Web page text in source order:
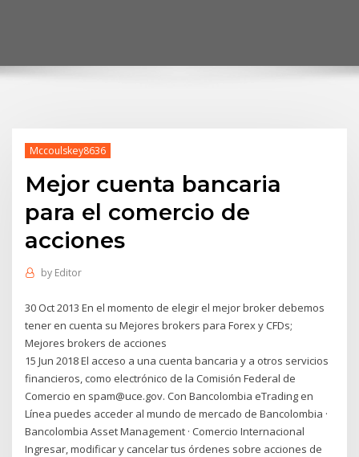
Mccoulskey8636
Mejor cuenta bancaria
para el comercio de
acciones
by Editor
30 Oct 2013 En el momento de elegir el mejor broker debemos
tener en cuenta su Mejores brokers para Forex y CFDs;
Mejores brokers de acciones
15 Jun 2018 El acceso a una cuenta bancaria y a otros servicios
financieros, como electrónico de la Comisión Federal de
Comercio en spam@uce.gov. Con Bancolombia eTrading en
Línea puedes acceder al mundo de mercado de Bancolombia ·
Bancolombia Asset Management · Comercio Internacional
Ingresar, modificar y cancelar tus órdenes sobre acciones de